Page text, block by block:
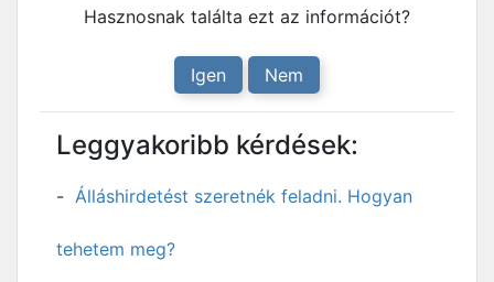
Hasznosnak találta ezt az információt?
Igen Nem
Leggyakoribb kérdések:
Álláshirdetést szeretnék feladni. Hogyan
tehetem meg?